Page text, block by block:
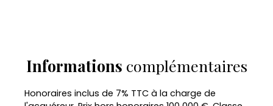
Informations complémentaires
Honoraires inclus de 7% TTC à la charge de